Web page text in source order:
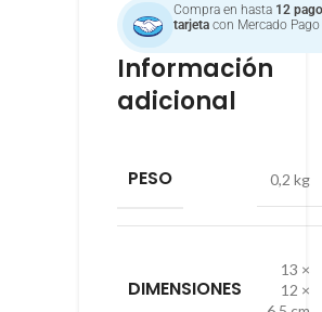
Compra en hasta 12
tarjetacon Mercado Pago
Información
adicional
PESO 0,2 kg
DIMENSIONES
13 ×
12 ×